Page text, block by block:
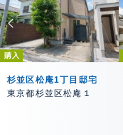
購入
杉並区松庵1丁目邸宅
東京都杉並区松庵１